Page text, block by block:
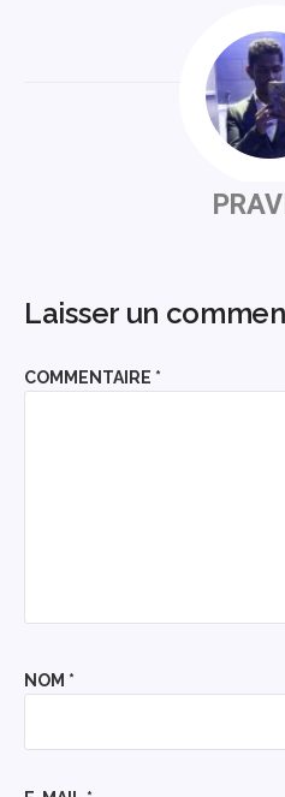
Laisser un
COMMENTAIRE *
NOM *